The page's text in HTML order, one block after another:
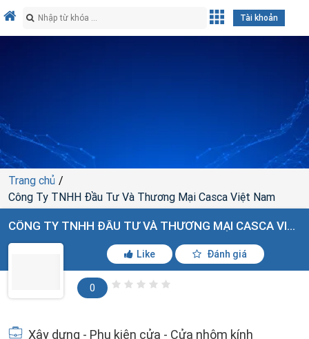
Tài khoản
Trang chủ
Công Ty TNHH Đầu Tư Và Thương Mại Casca Việt Nam
CÔNG TY TNHH ĐẦU TƯ VÀ THƯƠNG MẠI CASCA VIỆT NAM
Like Đánh giá
0
Xây dựng - Phụ kiện cửa - Cửa nhôm kính